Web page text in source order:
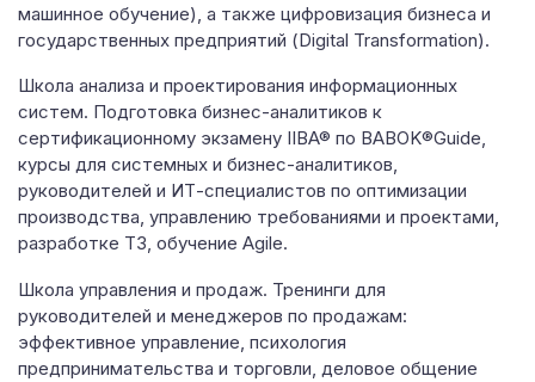
машинное обучение), а также цифровизация бизнеса и
государственных предприятий (Digital Transformation).
Школа анализа​ и проектирования информационных
систем. Подготовка бизнес-аналитиков к
сертификационному экзамену IIBA® по BABOK®Guide,
курсы для системных и бизнес-аналитиков,
руководителей и ИТ-специалистов по оптимизации
производства, управлению требованиями и проектами,
разработке ТЗ, обучение Agile.
Школа управления и продаж. Тренинги для
руководителей и менеджеров по продажам:
эффективное управление, психология
предпринимательства и торговли, деловое общение